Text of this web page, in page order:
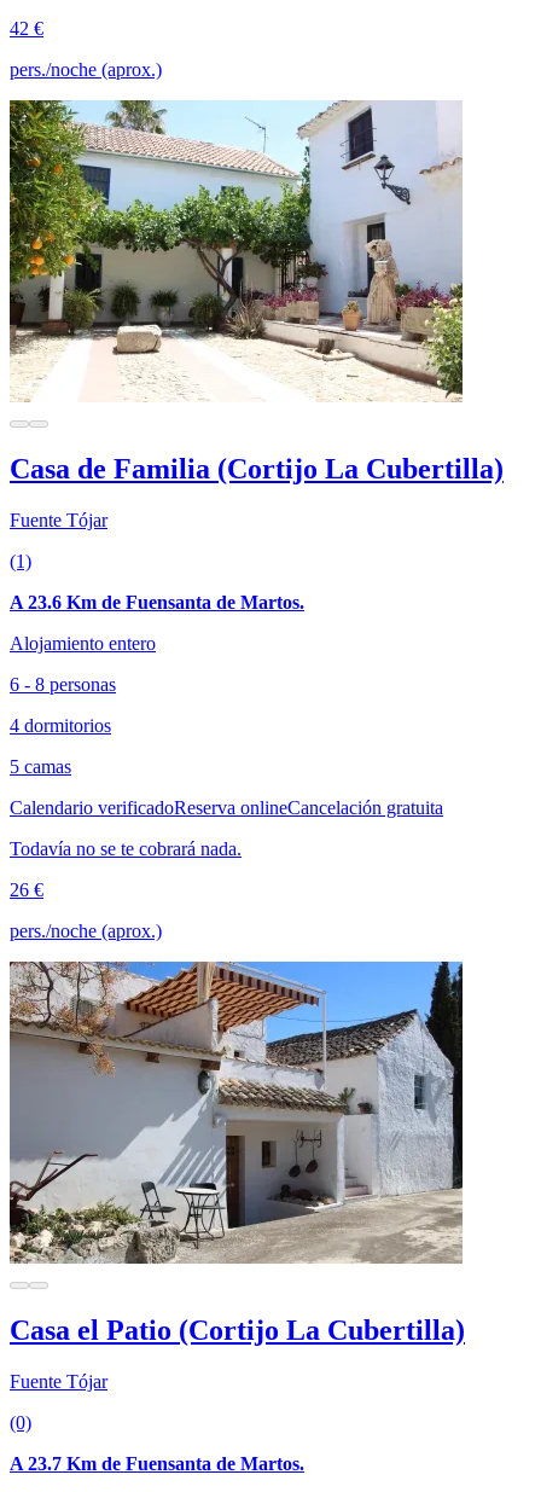
42 €
pers./noche (aprox.)
Casa de Familia (Cortijo La Cubertilla)
Fuente Tójar
(1)
A 23.6 Km de Fuensanta de Martos.
Alojamiento entero
6 - 8 personas
4 dormitorios
5 camas
Calendario verificadoReserva onlineCancelación gratuita
Todavía no se te cobrará nada.
26 €
pers./noche (aprox.)
Casa el Patio (Cortijo La Cubertilla)
Fuente Tójar
(0)
A 23.7 Km de Fuensanta de Martos.